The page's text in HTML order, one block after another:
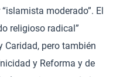
moderado”. El
religioso radical”
Caridad, pero también
y Reforma y de